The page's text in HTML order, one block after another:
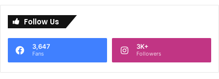
Follow Us
3,647
Fans
3K+
Followers